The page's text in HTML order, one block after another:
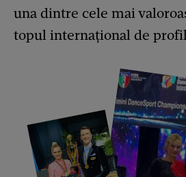
una dintre cele mai
topul internațional de